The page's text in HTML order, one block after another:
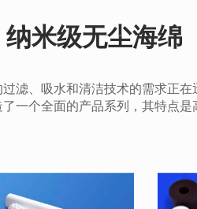
米级无尘海绵
滤、吸水和清洁技术的需求正
一个全面的产品系列，其特点